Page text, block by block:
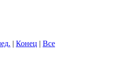
| Конец | Все